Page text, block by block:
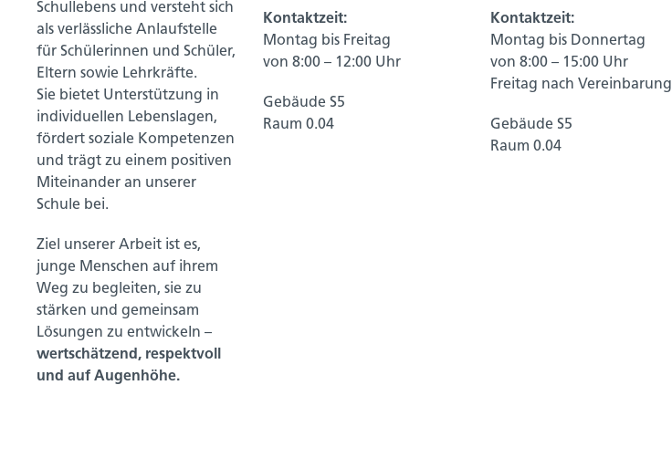
Schullebens und versteht sich
als verlässliche Anlaufstelle
für Schülerinnen und Schüler,
Eltern sowie Lehrkräfte.
Sie bietet Unterstützung in
individuellen Lebenslagen,
fördert soziale Kompetenzen
und trägt zu einem positiven
Miteinander an unserer
Schule bei.
Ziel unserer Arbeit ist es,
junge Menschen auf ihrem
Weg zu begleiten, sie zu
stärken und gemeinsam
Lösungen zu entwickeln –
wertschätzend, respektvoll
und auf Augenhöhe.
Kontaktzeit:
Montag bis Freitag
von 8:00 – 12:00 Uhr
Gebäude S5
Raum 0.04
Kontaktzeit:
Montag bis Donnertag
von 8:00 – 15:00 Uhr
Freitag nach Vereinbarung
Gebäude S5
Raum 0.04